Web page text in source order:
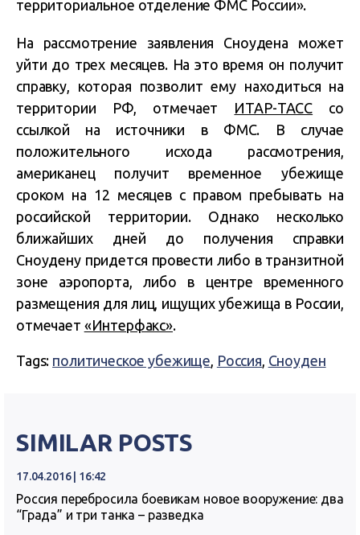
территориальное отделение ФМС России».
На рассмотрение заявления Сноудена может
уйти до трех месяцев. На это время он получит
справку, которая позволит ему находиться на
территории РФ, отмечает ИТАР-ТАСС со
ссылкой на источники в ФМС. В случае
положительного исхода рассмотрения,
американец получит временное убежище
сроком на 12 месяцев с правом пребывать на
российской территории. Однако несколько
ближайших дней до получения справки
Сноудену придется провести либо в транзитной
зоне аэропорта, либо в центре временного
размещения для лиц, ищущих убежища в России,
отмечает «Интерфакс».
Tags: политическое убежище, Россия, Сноуден
SIMILAR POSTS
17.04.2016 | 16:42
Россия перебросила боевикам новое вооружение: два
“Града” и три танка – разведка